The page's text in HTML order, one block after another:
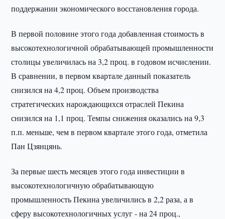
поддержании экономического восстановления города.
В первой половине этого года добавленная стоимость в
высокотехнологичной обрабатывающей промышленности
столицы увеличилась на 3,2 проц. в годовом исчислении.
В сравнении, в первом квартале данный показатель
снизился на 4,2 проц. Объем производства
стратегических нарождающихся отраслей Пекина
снизился на 1,1 проц. Темпы снижения оказались на 9,3
п.п. меньше, чем в первом квартале этого года, отметила
Пан Цзянцянь.
За первые шесть месяцев этого года инвестиции в
высокотехнологичную обрабатывающую
промышленность Пекина увеличились в 2,2 раза, а в
сферу высокотехнологичных услуг - на 24 проц.,